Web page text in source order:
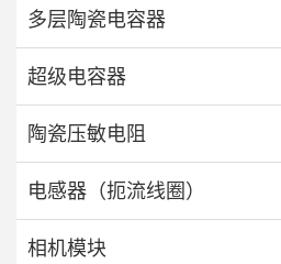
多层陶瓷电容器
超级电容器
陶瓷压敏电阻
电感器（扼流线圈）
相机模块